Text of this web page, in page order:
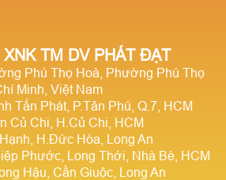
TM DV PHÁT ĐẠT
Phú Thọ Hoà, Phường Phú Thọ
Minh, Việt Nam
Tấn Phát, P.Tân Phú, Q.7, HCM
Củ Chi, H.Củ Chi, HCM
H.Đức Hòa, Long An
Phước, Long Thới, Nhà Bè, HCM
Hậu, Cần Giuộc, Long An